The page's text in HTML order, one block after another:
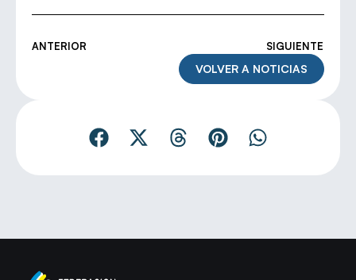
ANTERIOR SIGUIENTE
VOLVER A NOTICIAS